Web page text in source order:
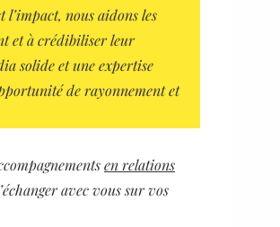
nous aidons les
et à crédibiliser leur
solide et une expertise
de rayonnement et
en relations
avec vous sur vos